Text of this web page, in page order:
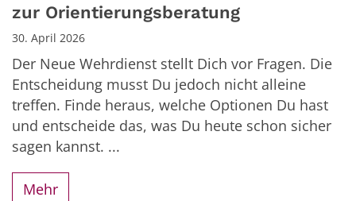
zur Orientierungsberatung
30. April 2026
Der Neue Wehrdienst stellt Dich vor Fragen. Die
Entscheidung musst Du jedoch nicht alleine
treffen. Finde heraus, welche Optionen Du hast
und entscheide das, was Du heute schon sicher
sagen kannst. ...
Mehr